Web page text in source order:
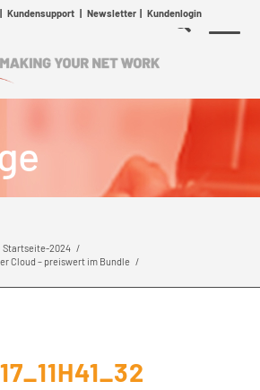
Kundensupport| Newsletter| Kundenlogin
Startseite-2024 /
Cloud – preiswert im Bundle /